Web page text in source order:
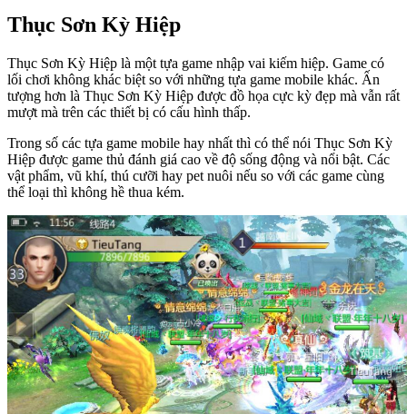
Thục Sơn Kỳ Hiệp
Thục Sơn Kỳ Hiệp là một tựa game nhập vai kiếm hiệp. Game có
lối chơi không khác biệt so với những tựa game mobile khác. Ấn
tượng hơn là Thục Sơn Kỳ Hiệp được đồ họa cực kỳ đẹp mà vẫn rất
mượt mà trên các thiết bị có cấu hình thấp.
Trong số các tựa game mobile hay nhất thì có thể nói Thục Sơn Kỳ
Hiệp được game thủ đánh giá cao về độ sống động và nổi bật. Các
vật phẩm, vũ khí, thú cưỡi hay pet nuôi nếu so với các game cùng
thể loại thì không hề thua kém.